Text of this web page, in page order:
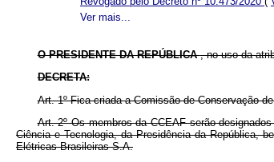
Ver mais...
O PRESIDENTE DA REPÚBLICA, no uso da
DECRETA:
Art. 1º Fica criada a Comissão de Conservação
Art. 2º Os membros da CCEAF serão
Ciência e Tecnologia, da Presidência da República,
Elétricas Brasileiras S.A.